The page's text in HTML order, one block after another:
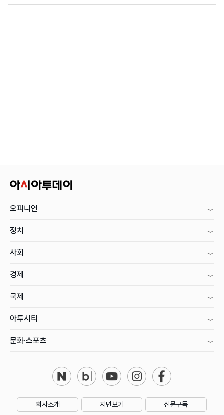
오피니언
정치
사회
경제
국제
아투시티
문화·스포츠
회사소개 지면보기 신문구독